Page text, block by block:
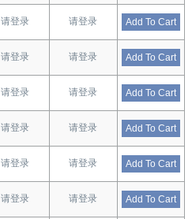
请登录 请登录 Add To Cart
请登录 请登录 Add To Cart
请登录 请登录 Add To Cart
请登录 请登录 Add To Cart
请登录 请登录 Add To Cart
请登录 请登录 Add To Cart